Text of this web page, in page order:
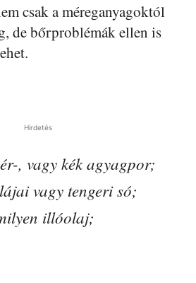
csak a méreganyagoktól
de bőrproblémák ellen is
Hirdetés
, vagy kék agyagpor;
vagy tengeri só;
illóolaj;